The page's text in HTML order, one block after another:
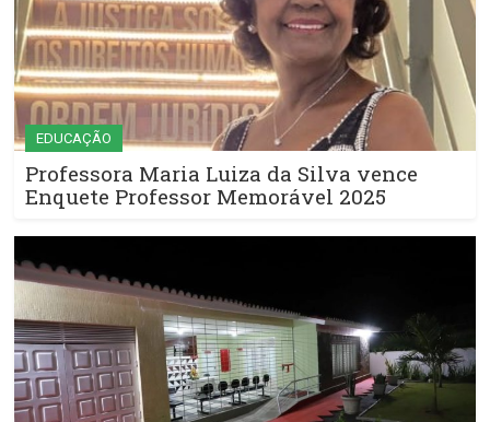
EDUCAÇÃO
Professora Maria Luiza da Silva vence
Enquete Professor Memorável 2025